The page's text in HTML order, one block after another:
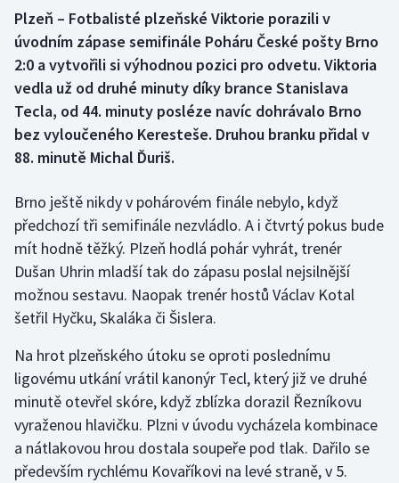
Box
Curling
Dostihy
Futsal
Golf
Gymnastika
Jezdectví
Judo
Krasobruslení
Plzeň – Fotbalisté plzeňské Viktorie porazili v
úvodním zápase semifinále Poháru České pošty Brno
2:0 a vytvořili si výhodnou pozici pro odvetu. Viktoria
vedla už od druhé minuty díky brance Stanislava
Tecla, od 44. minuty posléze navíc dohrávalo Brno
bez vyloučeného Keresteše. Druhou branku přidal v
88. minutě Michal Ďuriš.
Brno ještě nikdy v pohárovém finále nebylo, když
předchozí tři semifinále nezvládlo. A i čtvrtý pokus bude
mít hodně těžký. Plzeň hodlá pohár vyhrát, trenér
Dušan Uhrin mladší tak do zápasu poslal nejsilnější
možnou sestavu. Naopak trenér hostů Václav Kotal
šetřil Hyčku, Skaláka či Šislera.
Na hrot plzeňského útoku se oproti poslednímu
ligovému utkání vrátil kanonýr Tecl, který již ve druhé
minutě otevřel skóre, když zblízka dorazil Řezníkovu
vyraženou hlavičku. Plzni v úvodu vycházela kombinace
a nátlakovou hrou dostala soupeře pod tlak. Dařilo se
především rychlému Kovaříkovi na levé straně, v 5.